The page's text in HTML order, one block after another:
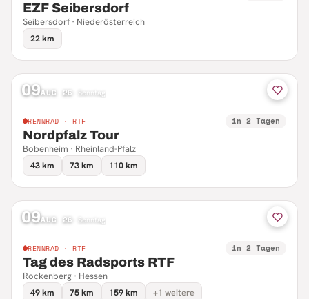
EZF Seibersdorf
Seibersdorf · Niederösterreich
22 km
09AUG 26 Sonntag
RENNRAD · RTF in 2 Tagen
Nordpfalz Tour
Bobenheim · Rheinland-Pfalz
43 km
73 km 110 km
09AUG 26 Sonntag
RENNRAD · RTF in 2 Tagen
Tag des Radsports RTF
Rockenberg · Hessen
49 km
75 km 159 km +1 weitere